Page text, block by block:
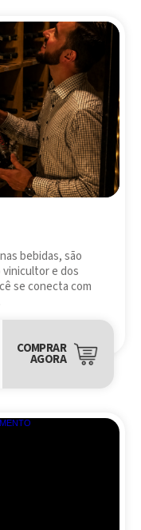
bebidas, são
vinicultor e dos
se conecta com
COMPRAR
AGORA